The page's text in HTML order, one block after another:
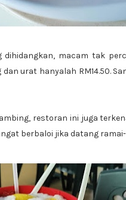
macam tak
urat hanyalah RM14.50.
restoran ini juga
berbaloi jika datang